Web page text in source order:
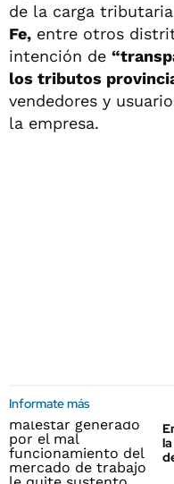
de la carga
Fe, entre otros
intención de
los tributos
vendedores y
la empresa.
Informate más